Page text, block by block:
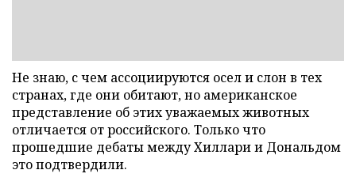
Не знаю, с чем ассоциируются осел и слон в тех
странах, где они обитают, но американское
представление об этих уважаемых животных
отличается от российского. Только что
прошедшие дебаты между Хиллари и Дональдом
это подтвердили.